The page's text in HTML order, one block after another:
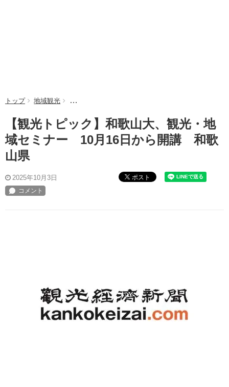
トップ 地域観光 【観光トピック】和歌山大、観光・地域セミナー
【観光トピック】和歌山大、観光・地
域セミナー 10月16日から開講 和歌
山県
2025年10月3日 ポスト